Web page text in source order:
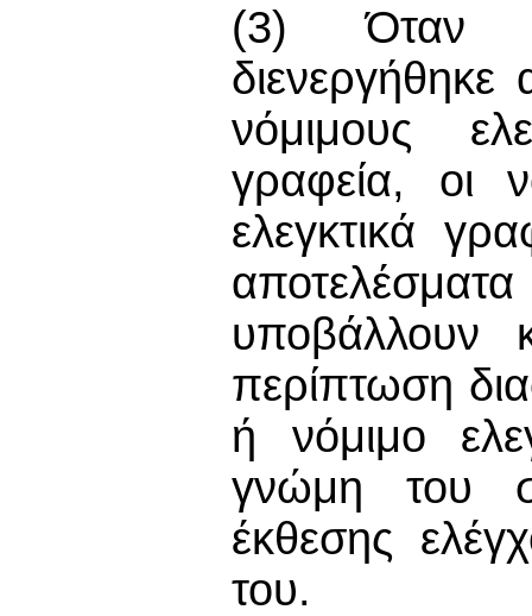
(3) Όταν ο
νόμιμους
γραφεία, οι
ελεγκτικά
υποβάλλουν
περίπτωση
ή νόμιμο
γνώμη του
έκθεσης
του.